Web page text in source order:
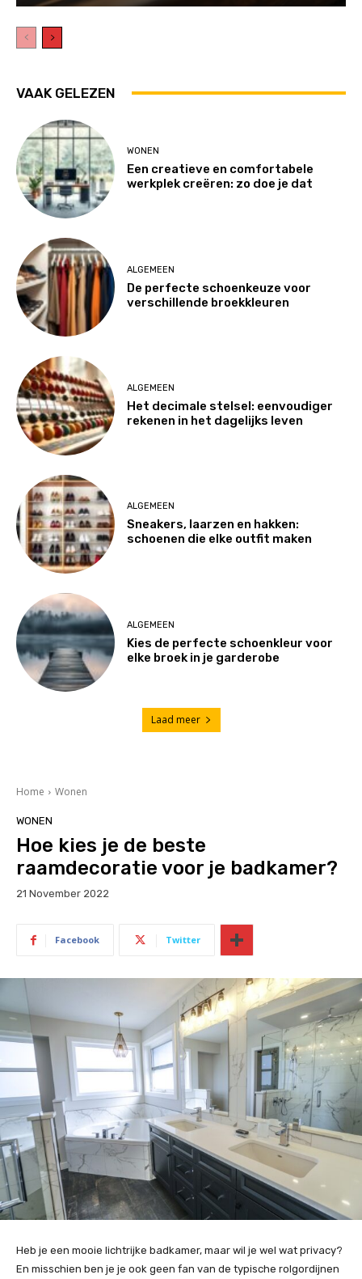
VAAK GELEZEN
WONEN
Een creatieve en comfortabele
werkplek creëren: zo doe je dat
ALGEMEEN
De perfecte schoenkeuze voor
verschillende broekkleuren
ALGEMEEN
Het decimale stelsel: eenvoudiger
rekenen in het dagelijks leven
ALGEMEEN
Sneakers, laarzen en hakken:
schoenen die elke outfit maken
ALGEMEEN
Kies de perfecte schoenkleur voor
elke broek in je garderobe
Laad meer